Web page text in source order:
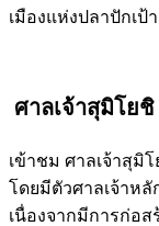
เมืองแห่งปลาปักเป้
ศาลเจ้าสุมิโยชิ
เข้าชม ศาลเจ้าสุมิ
โดยมีตัวศาลเจ้าห
เนื่องจากมีการก่อ